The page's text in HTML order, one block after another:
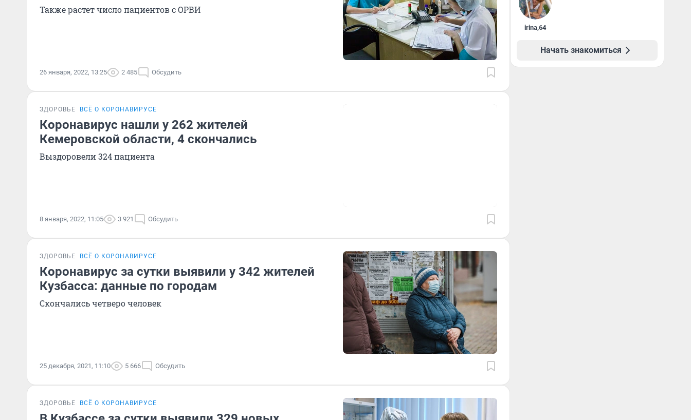
Также растет число пациентов с ОРВИ
26 января, 2022, 13:25 2 485 Обсудить
ЗДОРОВЬЕ ВСЁ О КОРОНАВИРУСЕ
Коронавирус нашли у 262 жителей
Кемеровской области, 4 скончались
Выздоровели 324 пациента
8 января, 2022, 11:05 3 921 Обсудить
ЗДОРОВЬЕ ВСЁ О КОРОНАВИРУСЕ
Коронавирус за сутки выявили у 342 жителей
Кузбасса: данные по городам
Скончались четверо человек
25 декабря, 2021, 11:10 5 666 Обсудить
ЗДОРОВЬЕ ВСЁ О КОРОНАВИРУСЕ
irina,64
Начать знакомиться